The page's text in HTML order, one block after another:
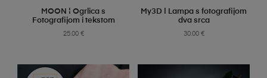
SELECT OPTIONS
MOON ¦ Ogrlica s
Fotografijom i tekstom
25.00 €
SELECT OPTIONS
My3D | Lampa s fotografijom
dva srca
30.00 €